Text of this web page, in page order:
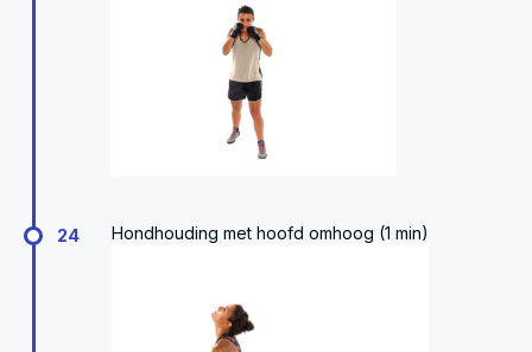
24 Hondhouding met hoofd omhoog (1 min)